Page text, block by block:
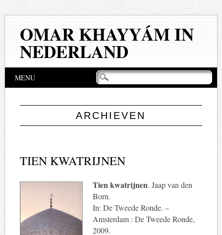
OMAR KHAYYÁM IN
NEDERLAND
Hoofdmenu
springen
MENU
ARCHIEVEN
TIEN KWATRIJNEN
Tien kwatrijnen. Jaap van den
Born.
In: De Tweede Ronde. –
Amsterdam : De Tweede Ronde,
2009.